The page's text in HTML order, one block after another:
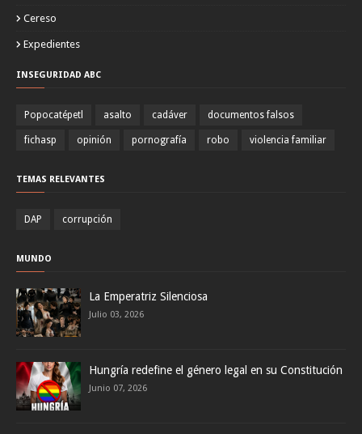
Cereso
Expedientes
INSEGURIDAD ABC
Popocatépetl asalto cadáver documentos falsos
fichasp opinión pornografía robo violencia familiar
TEMAS RELEVANTES
DAP corrupción
MUNDO
La Emperatriz Silenciosa
Julio 03, 2026
Hungría redefine el género legal en su Constitución
Junio 07, 2026